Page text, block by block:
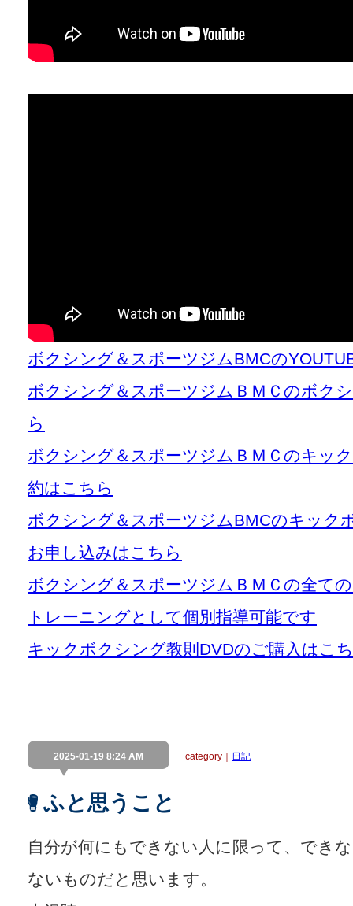
ボクシング＆スポーツジムBMCの
ボクシング＆スポーツジムＢＭＣのボク
ら
ボクシング＆スポーツジムＢＭＣのキッ
約はこちら
ボクシング＆スポーツジムBMCのキック
お申し込みはこちら
ボクシング＆スポーツジムＢＭＣの全て
トレーニングとして個別指導可能です
キックボクシング教則DVDのご購入はこ
2025-01-19 8:24 AM category｜ 日記
ふと思うこと
自分が何にもできない人に限って、でき
ないものだと思います。